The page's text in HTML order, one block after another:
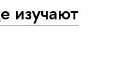
изучают